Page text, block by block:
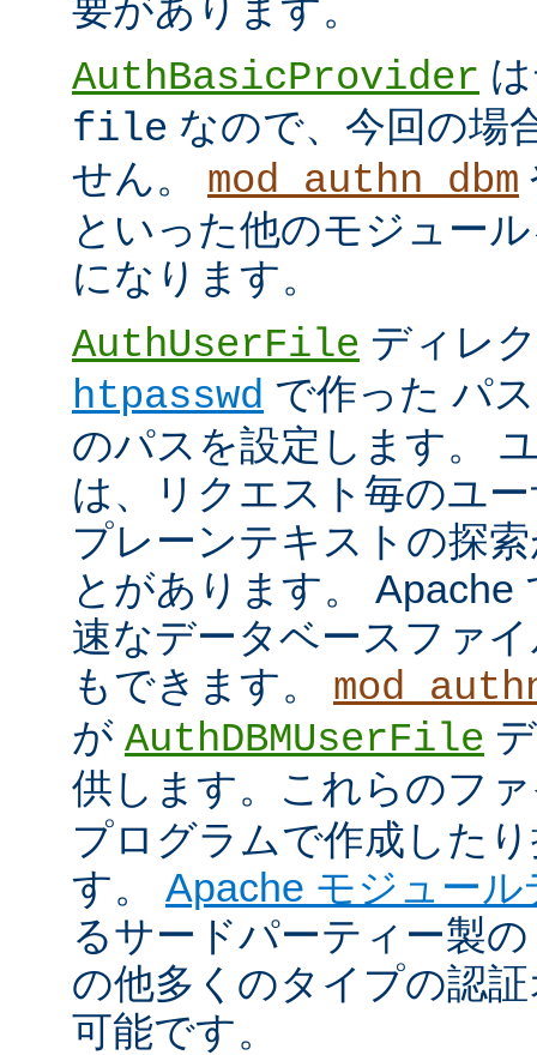
要があります。
AuthBasicProvider
file なので、今回の場
せん。 mod_authn_dbm
といった他のモジュー
になります。
AuthUserFile ディレ
htpasswd で作った パ
のパスを設定します。
は、リクエスト毎のユ
プレーンテキストの探
とがあります。 Apache
速なデータベースファ
もできます。
が AuthDBMUserFile
供します。これらのフ
プログラムで作成した
す。 Apache モジュー
るサードパーティー製
の他多くのタイプの認
可能です。